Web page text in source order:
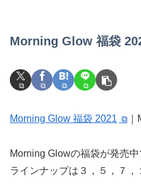
Morning Glow 福袋
Morning Glow 福袋 2021
Morning Glowの福袋が発売中
ラインナップは３，５，７，